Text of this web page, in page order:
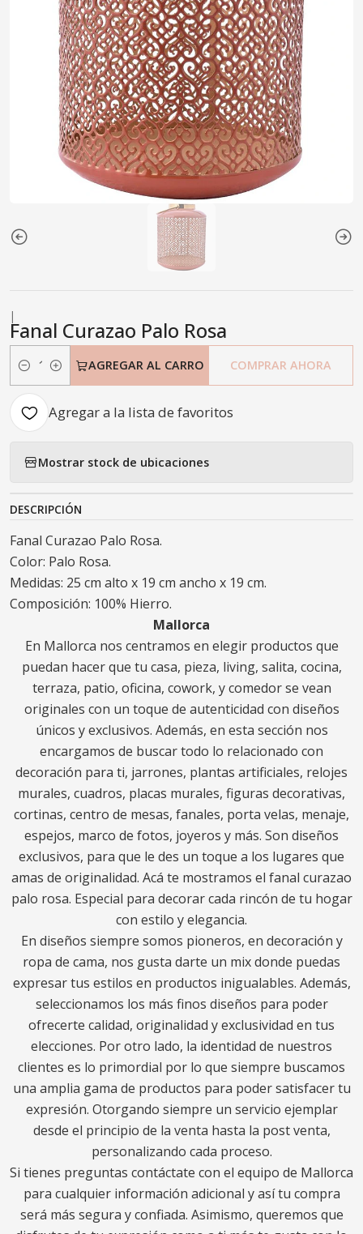
|
Fanal Curazao Palo Rosa
Cantidad
AGREGAR AL CARRO COMPRAR AHORA
Agregar a la lista de favoritos
Mostrar stock de ubicaciones
DESCRIPCIÓN
Fanal Curazao Palo Rosa.
Color: Palo Rosa.
Medidas: 25 cm alto x 19 cm ancho x 19 cm.
Composición: 100% Hierro.
Mallorca
En Mallorca nos centramos en elegir productos que
puedan hacer que tu casa, pieza, living, salita, cocina,
terraza, patio, oficina, cowork, y comedor se vean
originales con un toque de autenticidad con diseños
únicos y exclusivos. Además, en esta sección nos
encargamos de buscar todo lo relacionado con
decoración para ti, jarrones, plantas artificiales, relojes
murales, cuadros, placas murales, figuras decorativas,
cortinas, centro de mesas, fanales, porta velas, menaje,
espejos, marco de fotos, joyeros y más. Son diseños
exclusivos, para que le des un toque a los lugares que
amas de originalidad. Acá te mostramos el fanal curazao
palo rosa. Especial para decorar cada rincón de tu hogar
con estilo y elegancia.
En diseños siempre somos pioneros, en decoración y
ropa de cama, nos gusta darte un mix donde puedas
expresar tus estilos en productos inigualables. Además,
seleccionamos los más finos diseños para poder
ofrecerte calidad, originalidad y exclusividad en tus
elecciones. Por otro lado, la identidad de nuestros
clientes es lo primordial por lo que siempre buscamos
una amplia gama de productos para poder satisfacer tu
expresión. Otorgando siempre un servicio ejemplar
desde el principio de la venta hasta la post venta,
personalizando cada proceso.
Si tienes preguntas contáctate con el equipo de Mallorca
para cualquier información adicional y así tu compra
será más segura y confiada. Asimismo, queremos que